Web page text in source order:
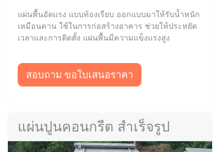
แผ่นพื้นอัดแรง แบบท้องเรียบ ออกแบบมาให้รับน้ำหนัก
เหมือนคาน ใช้ในการก่อสร้างอาคาร ช่วยให้ประหยัด
เวลาและการติดตั้ง แผ่นพื้นมีความแข็งแรงสูง
สอบถาม ขอใบเสนอราคา
แผ่นปูนคอนกรีต สำเร็จรูป